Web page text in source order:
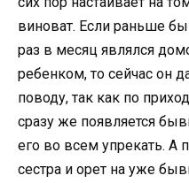
виноват. Если раньше
раз в месяц являлся
ребенком, то сейчас он
поводу, так как по
сразу же появляется
его во всем упрекать. А
сестра и орет на уже